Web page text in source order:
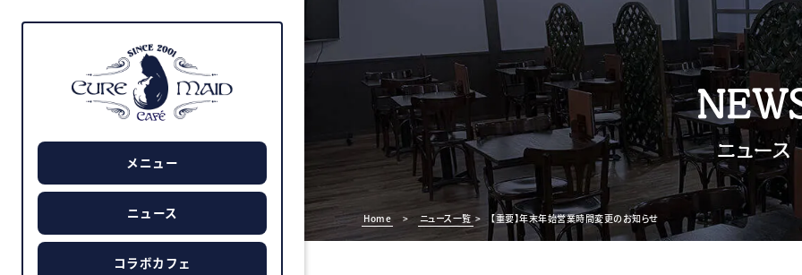
メニュー
ニュース
コラボカフェ
ニュース
Home > ニュース一覧 > 【重要】年末年始営業時間変更のお知らせ